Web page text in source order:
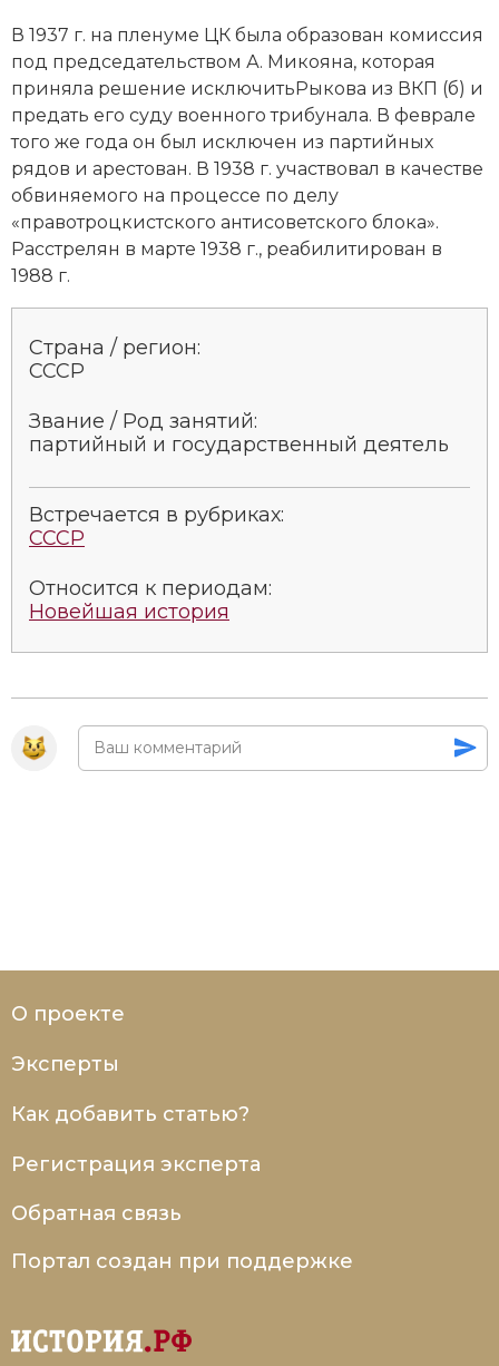
В 1937 г. на пленуме ЦК была образован комиссия
под председательством А. Микояна, которая
приняла решение исключитьРыкова из ВКП (б) и
предать его суду военного трибунала. В феврале
того же года он был исключен из партийных
рядов и арестован. В 1938 г. участвовал в качестве
обвиняемого на процессе по делу
«правотроцкистского антисоветского блока».
Расстрелян в марте 1938 г., реабилитирован в
1988 г.
Страна / регион:
СССР
Звание / Род занятий:
партийный и государственный деятель
Встречается в рубриках:
СССР
Относится к периодам:
Новейшая история
О проекте
Эксперты
Как добавить статью?
Регистрация эксперта
Обратная связь
Портал создан при поддержке